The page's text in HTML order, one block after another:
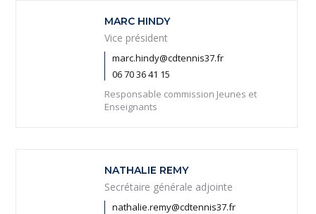
MARC HINDY
Vice président
marc.hindy@cdtennis37.fr
06 70 36 41 15
Responsable commission Jeunes et
Enseignants
NATHALIE REMY
Secrétaire générale adjointe
nathalie.remy@cdtennis37.fr